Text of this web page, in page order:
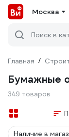
Москва
Поиск в
Главная /
Бумажные
349 товаров
Наличие в